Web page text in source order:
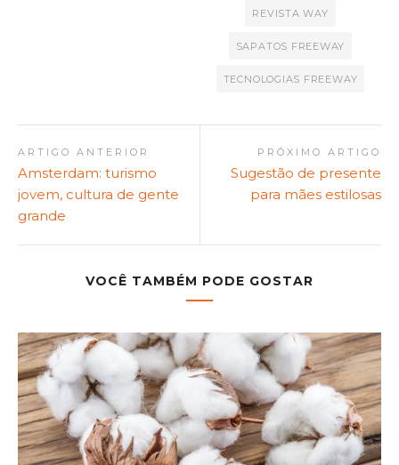
REVISTA WAY
SAPATOS FREEWAY
TECNOLOGIAS FREEWAY
ARTIGO ANTERIOR
Amsterdam: turismo
jovem, cultura de gente
grande
PRÓXIMO ARTIGO
Sugestão de presente
para mães estilosas
VOCÊ TAMBÉM PODE GOSTAR